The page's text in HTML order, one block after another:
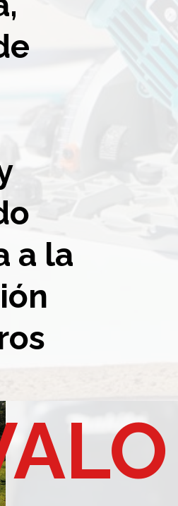
a la